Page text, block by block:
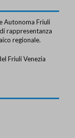
Autonoma Friuli
rappresentanza
regionale.
Friuli Venezia